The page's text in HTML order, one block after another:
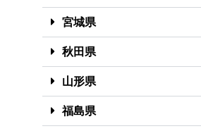
宮城県
秋田県
山形県
福島県